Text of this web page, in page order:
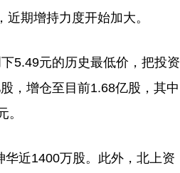
期增持力度开始加大。
5.49元的历史最低价，把投资
，增仓至目前1.68亿股，其中
近1400万股。此外，北上资